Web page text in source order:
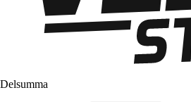
Delsumma